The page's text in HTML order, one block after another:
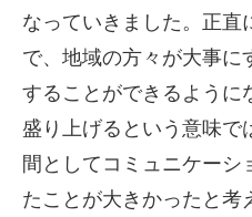
なっていきました。正直
で、地域の方々が大事に
することができるように
盛り上げるという意味で
間としてコミュニケーシ
たことが大きかったと考